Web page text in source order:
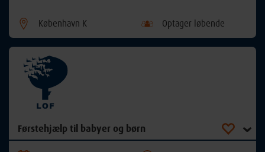
København K Optager løbende
Førstehjælp til babyer og børn